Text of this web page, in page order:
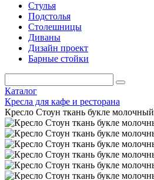
Стулья
Подстолья
Столешницы
Диваны
Дизайн проект
Барные стойки
Каталог
Кресла для кафе и ресторана
Кресло Стоун ткань букле молочный